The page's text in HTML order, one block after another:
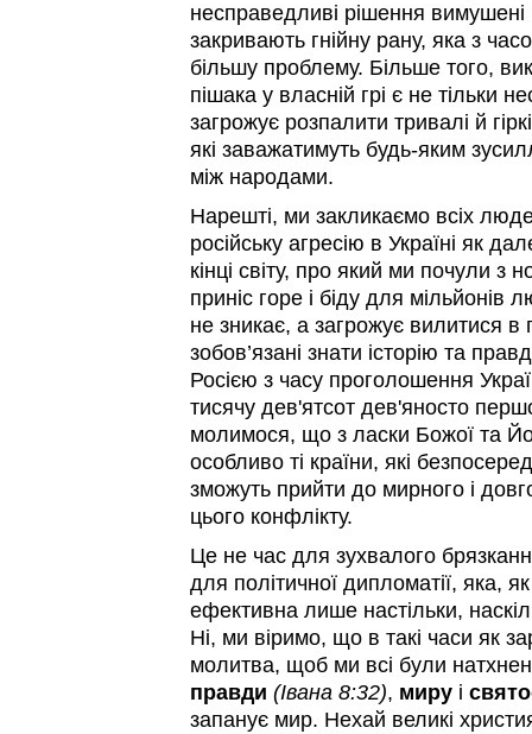
несправедливі рішення вимушені
закривають гнійну рану, яка з
більшу проблему. Більше того,
пішака у власній грі є не тільки
загрожує розпалити тривалі й
які заважатимуть будь-яким
між народами.
Нарешті, ми закликаємо всіх
російську агресію в Україні як
кінці світу, про який ми почули з
приніс горе і біду для мільйонів
не зникає, а загрожує вилитися
зобов’язані знати історію та
Росією з часу проголошення
тисячу дев'ятсот дев'яносто
молимося, що з ласки Божої та
особливо ті країни, які
зможуть прийти до мирного і
цього конфлікту.
Це не час для зухвалого
для політичної дипломатії, яка,
ефективна лише настільки,
Ні, ми віримо, що в такі часи як
молитва, щоб ми всі були
правди (Івана 8:32), миру і
запанує мир. Нехай великі